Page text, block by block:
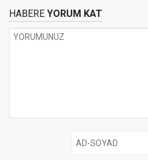
HABERE YORUM KAT